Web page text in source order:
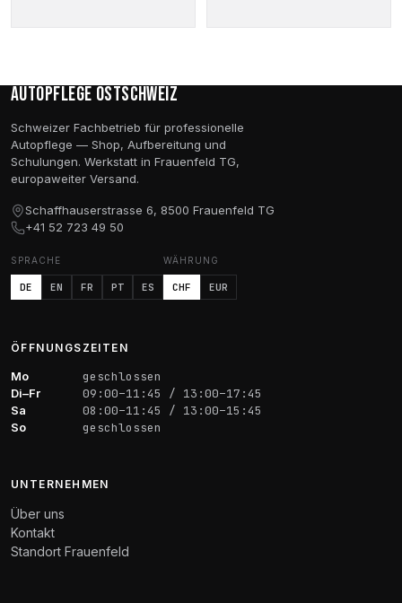
Autopflege Ostschweiz
Schweizer Fachbetrieb für professionelle
Autopflege — Shop, Aufbereitung und
Schulungen. Werkstatt in Frauenfeld TG,
europaweiter Versand.
Schaffhauserstrasse 6, 8500 Frauenfeld TG
+41 52 723 49 50
SPRACHE
DE EN FR PT ES
WÄHRUNG
CHF EUR
ÖFFNUNGSZEITEN
Mo geschlossen
Di–Fr 09:00–11:45 / 13:00–17:45
Sa 08:00–11:45 / 13:00–15:45
So geschlossen
UNTERNEHMEN
Über uns
Kontakt
Standort Frauenfeld